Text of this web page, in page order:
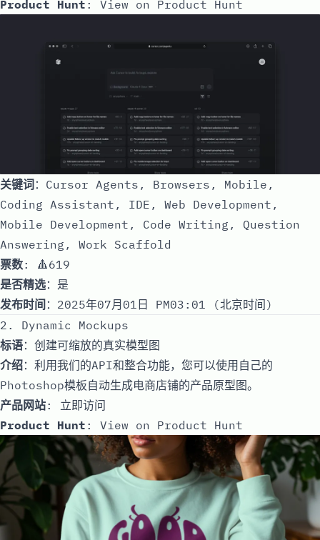
Product Hunt : View on Product Hunt
关键词：Cursor Agents, Browsers, Mobile,
Coding Assistant, IDE, Web Development,
Mobile Development, Code Writing, Question
Answering, Work Scaffold
票数: 🔺619
是否精选：是
发布时间 ：2025年07月01日 PM03:01 (北京时间)
2. Dynamic Mockups
标语：创建可缩放的真实模型图
介绍：利用我们的API和整合功能，您可以使用自己的
Photoshop模板自动生成电商店铺的产品原型图。
产品网站: 立即访问
Product Hunt : View on Product Hunt